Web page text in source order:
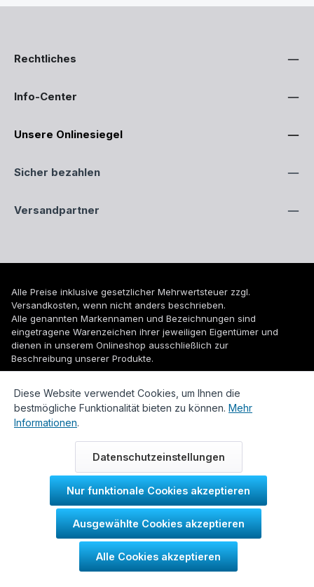
Rechtliches
Info-Center
Unsere Onlinesiegel
Sicher bezahlen
Versandpartner
Alle Preise inklusive gesetzlicher Mehrwertsteuer zzgl.
Versandkosten, wenn nicht anders beschrieben.
Alle genannten Markennamen und Bezeichnungen sind
eingetragene Warenzeichen ihrer jeweiligen Eigentümer und
dienen in unserem Onlineshop ausschließlich zur
Beschreibung unserer Produkte.
© 2026 WUH24.de - Weigel und Unger Heizungs- und
Sanitärtechnik GmbH
Diese Website verwendet Cookies, um Ihnen die
bestmögliche Funktionalität bieten zu können. Mehr
Informationen.
Datenschutzeinstellungen
Nur funktionale Cookies akzeptieren
Ausgewählte Cookies akzeptieren
Alle Cookies akzeptieren
Durch IT-Recht Kanzlei
Kundenmeinung:
SEHR GUT